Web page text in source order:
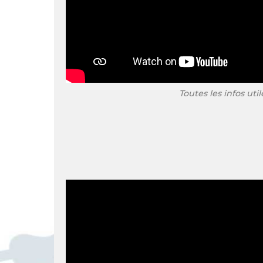
Toutes les infos